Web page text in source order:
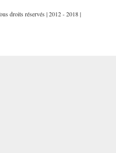
droits réservés | 2012 - 2018 |